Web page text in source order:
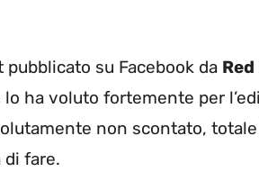
su Facebook da
lo ha voluto fortemente per
non scontato,
fare.